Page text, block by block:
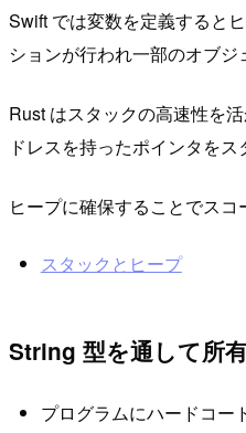
Swift では変数を定義すると
ションが行われ一部のオブジ
Rust はスタックの高速性を
ドレスを持ったポインタをス
ヒープに確保することでス
スタックとヒープ
String 型を通して所
プログラムにハードコー